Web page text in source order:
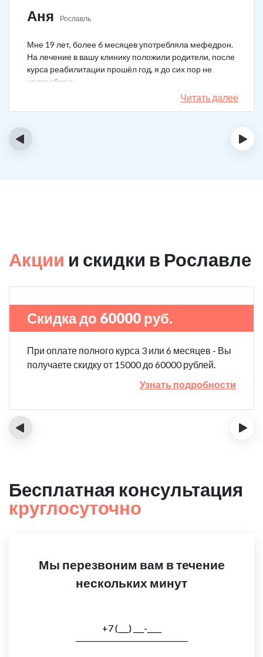
Аня Рославль
Мне 19 лет, более 6 месяцев употребляла мефедрон.
На лечение в вашу клинику положили родители, после
курса реабилитации прошёл год, я до сих пор не
употребляю.
Читать далее
‹ ›
Акции и скидки в Рославле
Скидка до 60000 руб.
При оплате полного курса 3 или 6 месяцев - Вы
получаете скидку от 15000 до 60000 рублей.
Узнать подробности
‹ ›
Бесплатная консультация
круглосуточно
Мы перезвоним вам в течение
нескольких минут